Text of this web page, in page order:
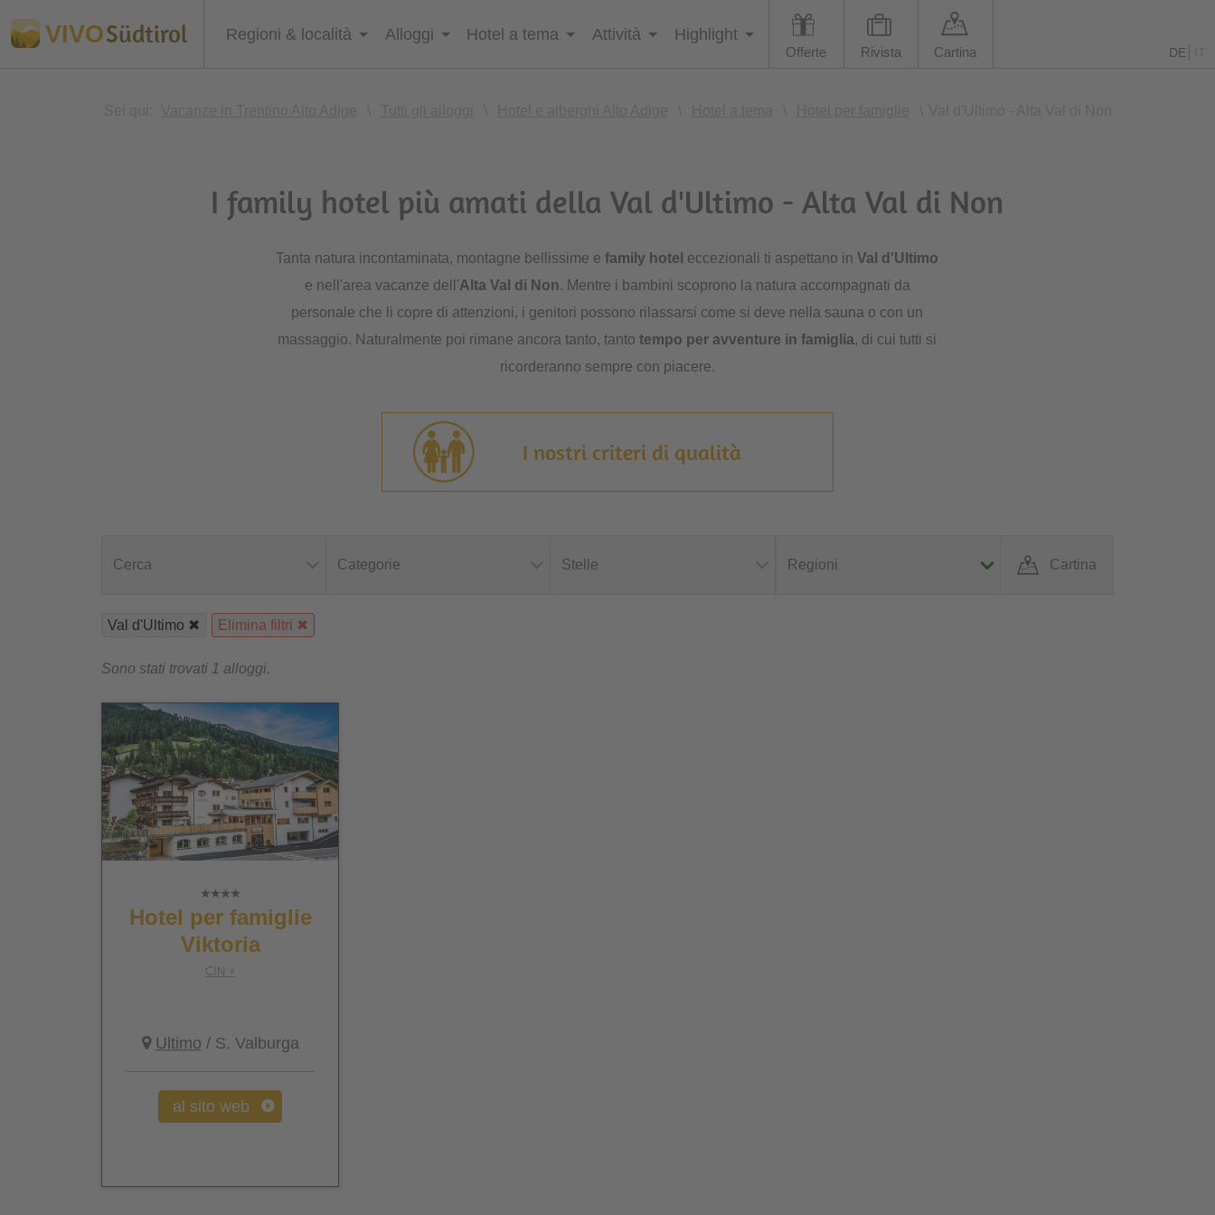
VIVOSüdtirol Regioni & località Alloggi Hotel a tema Attività Highlight
Offerte Rivista Cartina DE
I family hotel più amati della Val d'Ultimo - Alta Val di Non
Tanta natura incontaminata, montagne bellissime efamily hotel eccezionali ti aspettano inVal d'Ultimo
e nell'area vacanze dell'Alta Val di Non. Mentre i bambini scoprono la natura accompagnati da
personale che li copre di attenzioni, i genitori possono rilassarsi come si deve nella sauna o con un
massaggio. Naturalmente poi rimane ancora tanto, tantotempo per avventure in famiglia, di cui tutti si
ricorderanno sempre con piacere.
I nostri criteri di qualità
Cerca Categorie Stelle Regioni Cartina
Val d'Ultimo Elimina filtri
Sono stati trovati 1 alloggi.
Hotel per famiglie
Viktoria
CIN +
Ultimo / S. Valburga
al sito web